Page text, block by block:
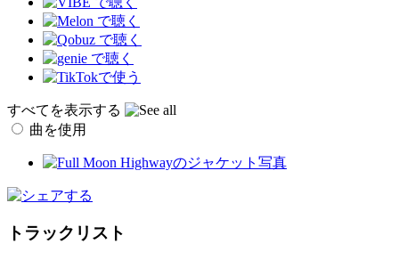
すべてを表示する
曲を使用
トラックリスト